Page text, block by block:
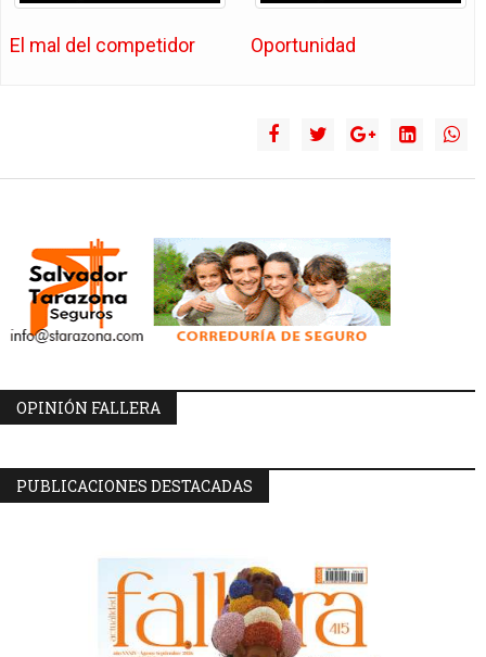
El mal del competidor Oportunidad
OPINIÓN FALLERA
PUBLICACIONES DESTACADAS